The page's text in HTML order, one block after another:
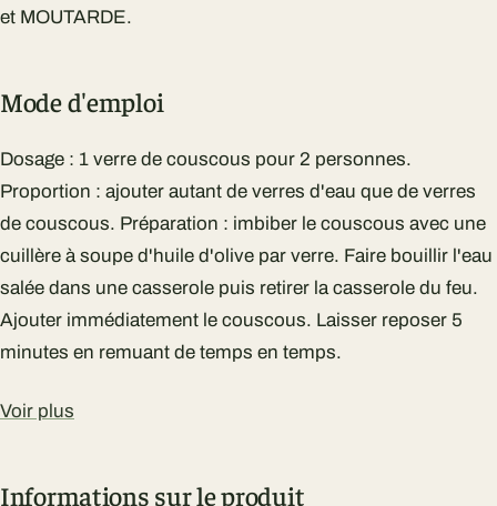
et MOUTARDE.
Mode d'emploi
Dosage : 1 verre de couscous pour 2 personnes.
Proportion : ajouter autant de verres d'eau que de verres
de couscous. Préparation : imbiber le couscous avec une
cuillère à soupe d'huile d'olive par verre. Faire bouillir l'eau
salée dans une casserole puis retirer la casserole du feu.
Ajouter immédiatement le couscous. Laisser reposer 5
minutes en remuant de temps en temps.
Voir plus
Informations sur le produit